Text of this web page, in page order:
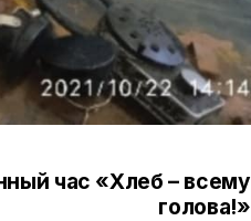
час «Хлеб – всему
голова!»